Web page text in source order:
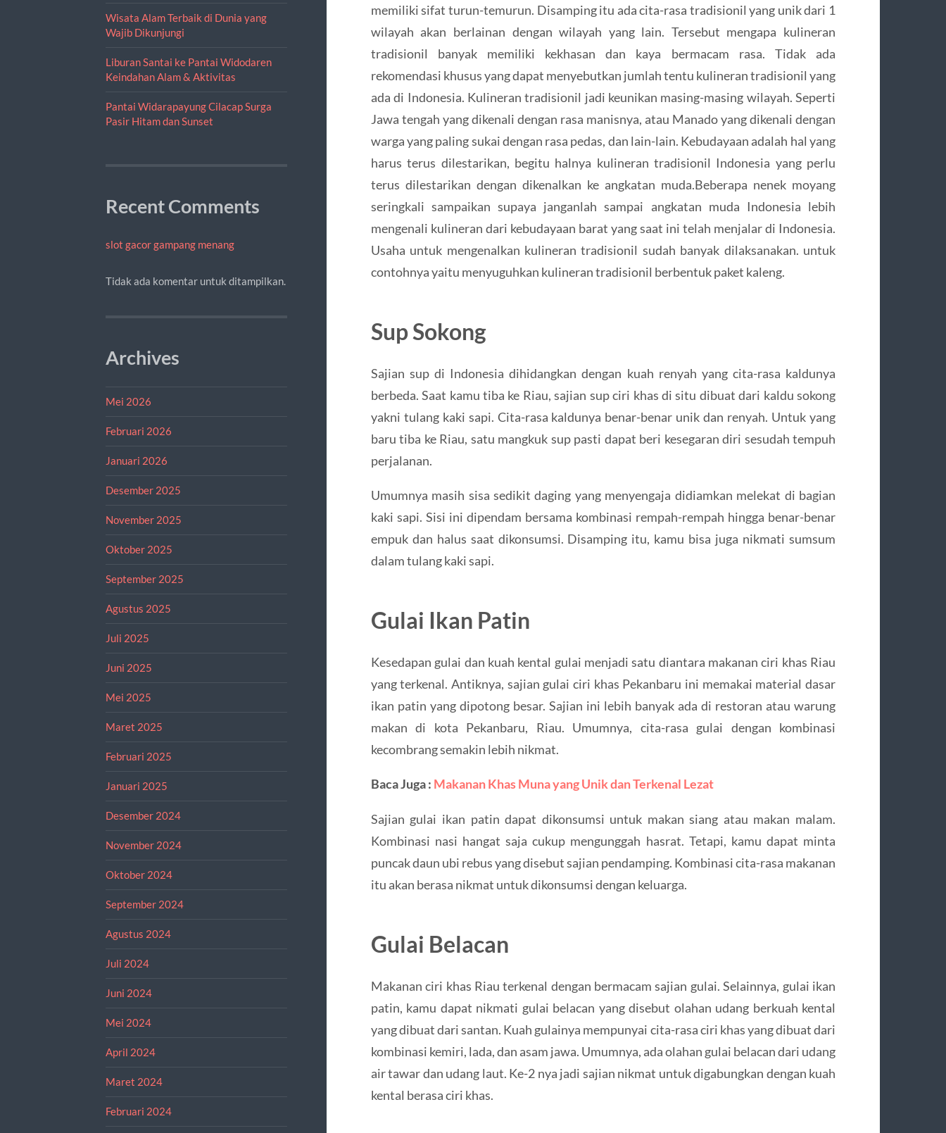
Wisata Alam Terbaik di Dunia yang
Wajib Dikunjungi
Liburan Santai ke Pantai Widodaren
Keindahan Alam & Aktivitas
Pantai Widarapayung Cilacap Surga
Pasir Hitam dan Sunset
Recent Comments
slot gacor gampang menang
Tidak ada komentar untuk ditampilkan.
Archives
Mei 2026
Februari 2026
Januari 2026
Desember 2025
November 2025
Oktober 2025
September 2025
Agustus 2025
Juli 2025
Juni 2025
Mei 2025
Maret 2025
Februari 2025
Januari 2025
Desember 2024
November 2024
Oktober 2024
September 2024
Agustus 2024
Juli 2024
Juni 2024
Mei 2024
April 2024
Maret 2024
Februari 2024
memiliki sifat turun-temurun. Disamping itu ada cita-rasa tradisionil yang unik dari 1
wilayah akan berlainan dengan wilayah yang lain. Tersebut mengapa kulineran
tradisionil banyak memiliki kekhasan dan kaya bermacam rasa. Tidak ada
rekomendasi khusus yang dapat menyebutkan jumlah tentu kulineran tradisionil yang
ada di Indonesia. Kulineran tradisionil jadi keunikan masing-masing wilayah. Seperti
Jawa tengah yang dikenali dengan rasa manisnya, atau Manado yang dikenali dengan
warga yang paling sukai dengan rasa pedas, dan lain-lain. Kebudayaan adalah hal yang
harus terus dilestarikan, begitu halnya kulineran tradisionil Indonesia yang perlu
terus dilestarikan dengan dikenalkan ke angkatan muda.Beberapa nenek moyang
seringkali sampaikan supaya janganlah sampai angkatan muda Indonesia lebih
mengenali kulineran dari kebudayaan barat yang saat ini telah menjalar di Indonesia.
Usaha untuk mengenalkan kulineran tradisionil sudah banyak dilaksanakan. untuk
contohnya yaitu menyuguhkan kulineran tradisionil berbentuk paket kaleng.
Sup Sokong
Sajian sup di Indonesia dihidangkan dengan kuah renyah yang cita-rasa kaldunya
berbeda. Saat kamu tiba ke Riau, sajian sup ciri khas di situ dibuat dari kaldu sokong
yakni tulang kaki sapi. Cita-rasa kaldunya benar-benar unik dan renyah. Untuk yang
baru tiba ke Riau, satu mangkuk sup pasti dapat beri kesegaran diri sesudah tempuh
perjalanan.
Umumnya masih sisa sedikit daging yang menyengaja didiamkan melekat di bagian
kaki sapi. Sisi ini dipendam bersama kombinasi rempah-rempah hingga benar-benar
empuk dan halus saat dikonsumsi. Disamping itu, kamu bisa juga nikmati sumsum
dalam tulang kaki sapi.
Gulai Ikan Patin
Kesedapan gulai dan kuah kental gulai menjadi satu diantara makanan ciri khas Riau
yang terkenal. Antiknya, sajian gulai ciri khas Pekanbaru ini memakai material dasar
ikan patin yang dipotong besar. Sajian ini lebih banyak ada di restoran atau warung
makan di kota Pekanbaru, Riau. Umumnya, cita-rasa gulai dengan kombinasi
kecombrang semakin lebih nikmat.
Baca Juga : Makanan Khas Muna yang Unik dan Terkenal Lezat
Sajian gulai ikan patin dapat dikonsumsi untuk makan siang atau makan malam.
Kombinasi nasi hangat saja cukup mengunggah hasrat. Tetapi, kamu dapat minta
puncak daun ubi rebus yang disebut sajian pendamping. Kombinasi cita-rasa makanan
itu akan berasa nikmat untuk dikonsumsi dengan keluarga.
Gulai Belacan
Makanan ciri khas Riau terkenal dengan bermacam sajian gulai. Selainnya, gulai ikan
patin, kamu dapat nikmati gulai belacan yang disebut olahan udang berkuah kental
yang dibuat dari santan. Kuah gulainya mempunyai cita-rasa ciri khas yang dibuat dari
kombinasi kemiri, lada, dan asam jawa. Umumnya, ada olahan gulai belacan dari udang
air tawar dan udang laut. Ke-2 nya jadi sajian nikmat untuk digabungkan dengan kuah
kental berasa ciri khas.